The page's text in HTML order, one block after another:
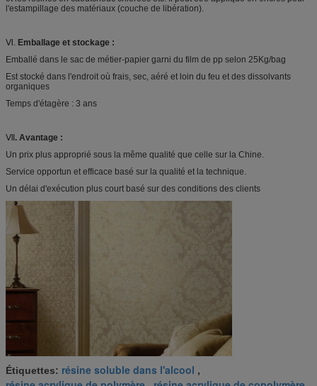
l'estampillage des matériaux (couche de libération).
Ⅵ. Emballage et stockage :
Emballé dans le sac de métier-papier garni du film de pp selon 25Kg/bag
Est stocké dans l'endroit où frais, sec, aéré et loin du feu et des dissolvants
organiques
Temps d'étagère : 3 ans
Ⅶ. Avantage :
Un prix plus approprié sous la même qualité que celle sur la Chine.
Service opportun et efficace basé sur la qualité et la technique.
Un délai d'exécution plus court basé sur des conditions des clients
Étiquettes: résine soluble dans l'alcool ,